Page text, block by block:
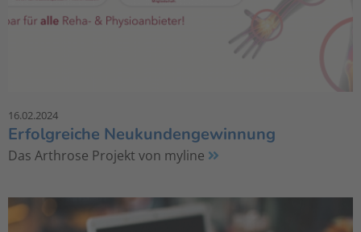
16.02.2024
Erfolgreiche Neukundengewinnung
Das Arthrose Projekt von myline